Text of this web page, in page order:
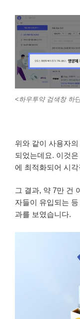
<하우투약 검색창 하
위와 같이 사용자
되었는데요. 이것
에 최적화되어 시
그 결과, 약 7만 건
자들이 유입되는
과를 보였습니다.